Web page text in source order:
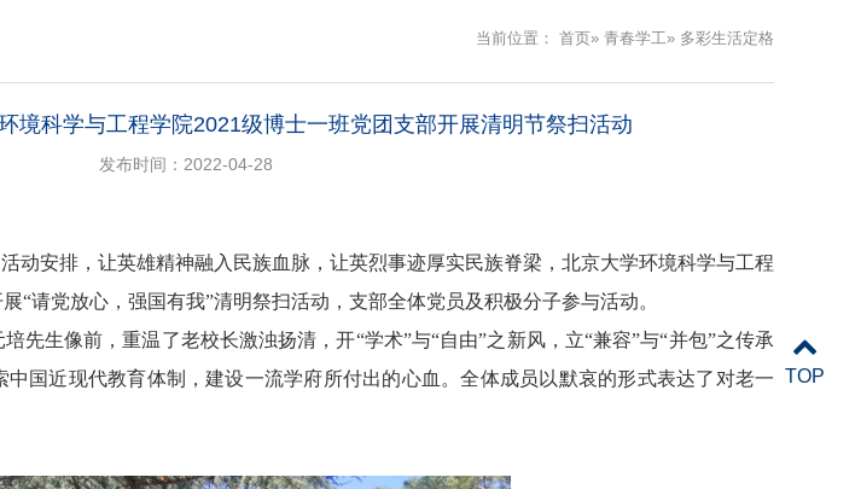
当前位置： 首页» 青春学工» 多彩生活定格
科学与工程学院2021级博士一班党团支部开展清明节祭扫活动
发布时间：2022-04-28
动安排 ，让英雄精神融入民族血脉，让英烈事迹厚实民族脊梁 ， 北京大学环境科学与工程
“请党放心，强国有我”清明祭扫活动 ， 支部全体党员及积极分子参与活动。
先生像前，重温了老校长激浊扬清，开“学术”与“自由”之新风，立“兼容”与“并包”之传承
国近现代教育体制，建设一流学府所付出的心血。全体成员以默哀的形式表达了对老一 TOP